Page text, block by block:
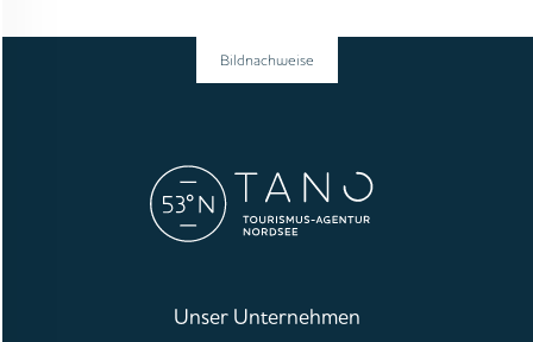
Bildnachweise
Unser Unternehmen